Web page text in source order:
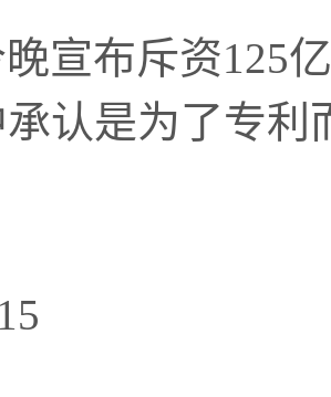
晚宣布斥资125
认是为了专利